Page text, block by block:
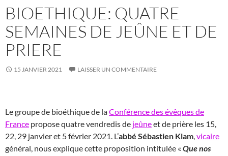
BIOETHIQUE: QUATRE
SEMAINES DE JEÛNE ET DE
PRIERE
15 JANVIER 2021 LAISSER UN COMMENTAIRE
Le groupe de bioéthique de laConférence des évêques de
France propose quatre vendredis de jeûneet de prière les 15,
22, 29 janvier et 5 février 2021. L’abbé Sébastien Klam,vicaire
général, nous explique cette proposition intitulée « Que nos